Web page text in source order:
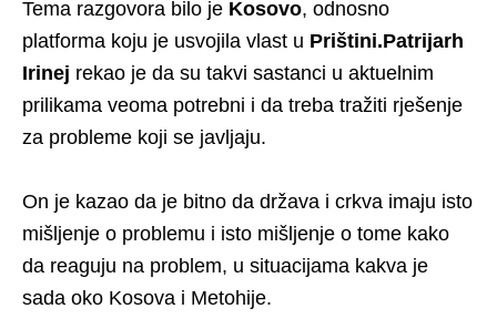
Tema razgovora bilo je Kosovo, odnosno
platforma koju je usvojila vlast u Prištini.Patrijarh
Irinej rekao je da su takvi sastanci u aktuelnim
prilikama veoma potrebni i da treba tražiti rješenje
za probleme koji se javljaju.
On je kazao da je bitno da država i crkva imaju isto
mišljenje o problemu i isto mišljenje o tome kako
da reaguju na problem, u situacijama kakva je
sada oko Kosova i Metohije.